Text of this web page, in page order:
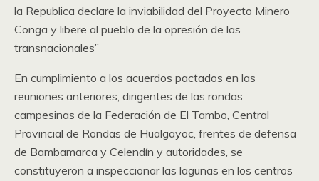
la Republica declare la inviabilidad del Proyecto Minero
Conga y libere al pueblo de la opresión de las
transnacionales”
En cumplimiento a los acuerdos pactados en las
reuniones anteriores, dirigentes de las rondas
campesinas de la Federación de El Tambo, Central
Provincial de Rondas de Hualgayoc, frentes de defensa
de Bambamarca y Celendín y autoridades, se
constituyeron a inspeccionar las lagunas en los centros